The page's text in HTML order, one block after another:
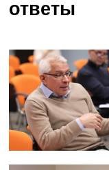
ответы